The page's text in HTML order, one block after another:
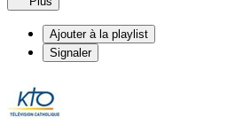
Ajouter à la playlist
Signaler